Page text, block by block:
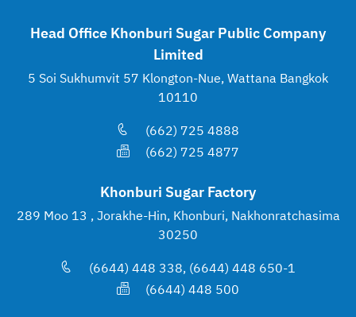
Head Office Khonburi Sugar Public Company
Limited
5 Soi Sukhumvit 57 Klongton-Nue, Wattana Bangkok
10110
(662) 725 4888
(662) 725 4877
Khonburi Sugar Factory
289 Moo 13 , Jorakhe-Hin, Khonburi, Nakhonratchasima
30250
(6644) 448 338, (6644) 448 650-1
(6644) 448 500